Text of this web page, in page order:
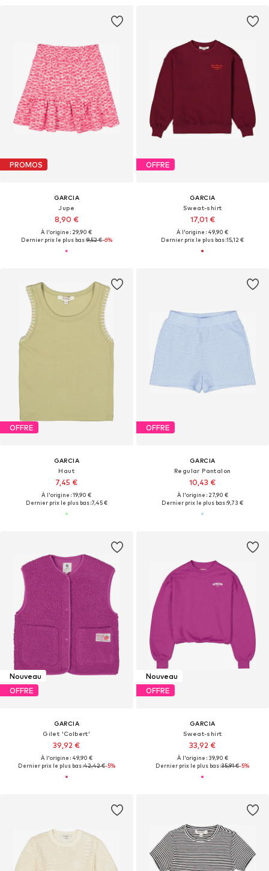
PROMOS
GARCIA
Jupe
8,90 €
À l'origine : 29,90 €
Dernier prix le plus bas :9,52 €-6%
OFFRE
GARCIA
Sweat-shirt
17,01 €
À l'origine : 49,90 €
Dernier prix le plus bas :15,12 €
OFFRE
GARCIA
Haut
7,45 €
À l'origine : 19,90 €
Dernier prix le plus bas :7,45 €
OFFRE
GARCIA
Regular Pantalon
10,43 €
À l'origine : 27,90 €
Dernier prix le plus bas :9,73 €
Nouveau
OFFRE
GARCIA
Gilet 'Colbert'
39,92 €
À l'origine : 49,90 €
Dernier prix le plus bas :42,42 €-5%
Nouveau
OFFRE
GARCIA
Sweat-shirt
33,92 €
À l'origine : 39,90 €
Dernier prix le plus bas :35,91 €-5%